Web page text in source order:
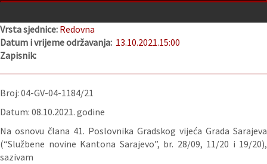
Vrsta sjednice: Redovna
Datum i vrijeme održavanja: 13.10.2021.15:00
Zapisnik:
Broj: 04-GV-04-1184/21
Datum: 08.10.2021. godine
Na osnovu člana 41. Poslovnika Gradskog vijeća Grada Sarajeva
(“Službene novine Kantona Sarajevo”, br. 28/09, 11/20 i 19/20),
sazivam